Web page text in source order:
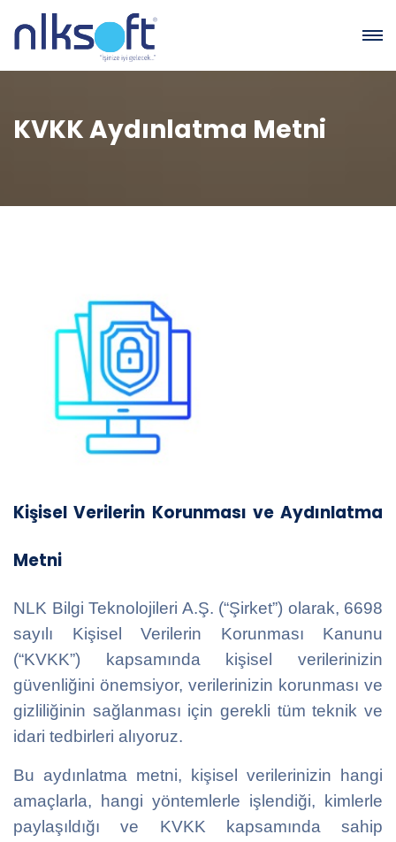
KVKK Aydınlatma Metni
Kişisel Verilerin Korunması ve Aydınlatma
Metni
NLK Bilgi Teknolojileri A.Ş. (“Şirket”) olarak, 6698
sayılı Kişisel Verilerin Korunması Kanunu
(“KVKK”) kapsamında kişisel verilerinizin
güvenliğini önemsiyor, verilerinizin korunması ve
gizliliğinin sağlanması için gerekli tüm teknik ve
idari tedbirleri alıyoruz.
Bu aydınlatma metni, kişisel verilerinizin hangi
amaçlarla, hangi yöntemlerle işlendiği, kimlerle
paylaşıldığı ve KVKK kapsamında sahip